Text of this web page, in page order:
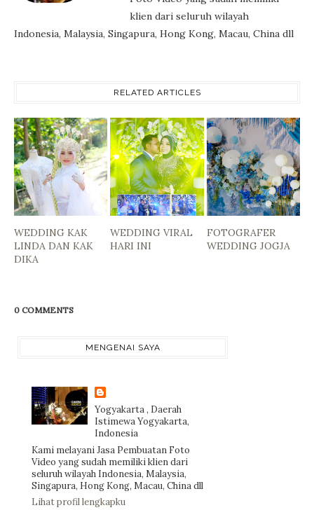
klien dari seluruh wilayah
Indonesia, Malaysia, Singapura, Hong Kong, Macau, China dll
RELATED ARTICLES
WEDDING KAK
LINDA DAN KAK
DIKA
WEDDING VIRAL
HARI INI
FOTOGRAFER
WEDDING JOGJA
0 COMMENTS
MENGENAI SAYA
Yogyakarta , Daerah
Istimewa Yogyakarta,
Indonesia
Kami melayani Jasa Pembuatan Foto
Video yang sudah memiliki klien dari
seluruh wilayah Indonesia, Malaysia,
Singapura, Hong Kong, Macau, China dll
Lihat profil lengkapku